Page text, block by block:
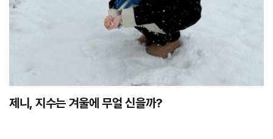
제니, 지수는 겨울에 무얼 신을까?